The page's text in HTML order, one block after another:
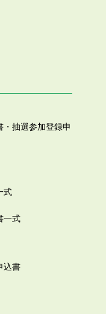
抽選参加登録申
式
一式
込書